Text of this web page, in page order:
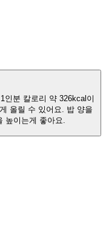
인분 칼로리 약 326kcal이
올릴 수 있어요. 밥 양을
높이는게 좋아요.